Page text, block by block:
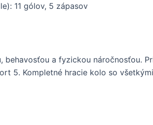
11 gólov, 5 zápasov
behavosťou a fyzickou náročnosťou.
5. Kompletné hracie kolo so